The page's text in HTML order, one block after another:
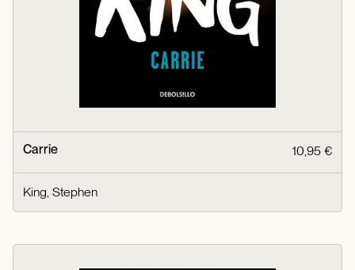
Carrie 10,95 €
King, Stephen